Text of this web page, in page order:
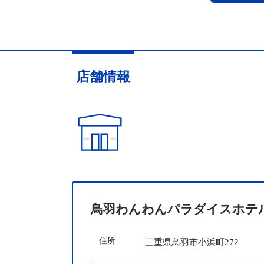
店舗情報
鳥羽わんわんパラダイスホテ
住所 三重県鳥羽市小浜町272